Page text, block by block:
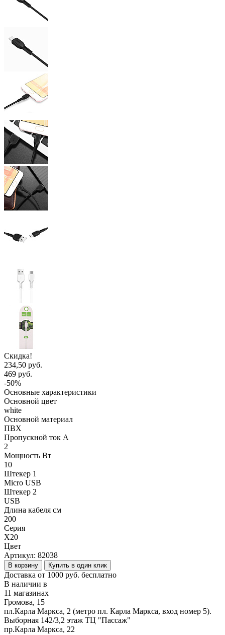
Скидка!
234,50 руб.
469 руб.
-50%
Основные характеристики
Основной цвет
white
Основной материал
ПВХ
Пропускной ток А
2
Мощность Вт
10
Штекер 1
Micro USB
Штекер 2
USB
Длина кабеля см
200
Серия
X20
Цвет
Артикул: 82038
В корзину Купить в один клик
Доставка от 1000 руб. бесплатно
В наличии в
11 магазинах
Громова, 15
пл.Карла Маркса, 2 (метро пл. Карла Маркса, вход номер 5).
Выборная 142/3,2 этаж ТЦ "Пассаж"
пр.Карла Маркса, 22